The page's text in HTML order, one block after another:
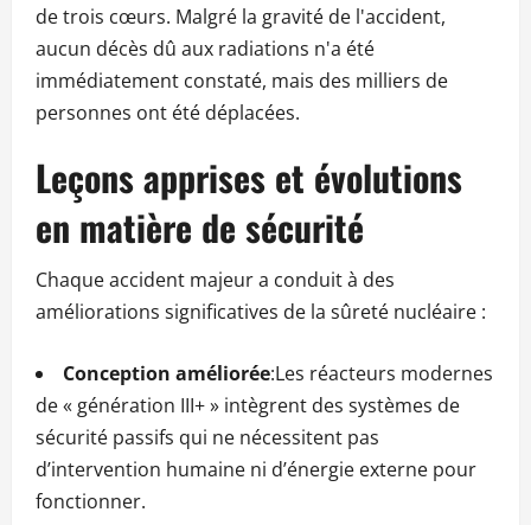
de trois cœurs. Malgré la gravité de l'accident,
aucun décès dû aux radiations n'a été
immédiatement constaté, mais des milliers de
personnes ont été déplacées.
Leçons apprises et évolutions
en matière de sécurité
Chaque accident majeur a conduit à des
améliorations significatives de la sûreté nucléaire :
Conception améliorée:Les réacteurs modernes
de « génération III+ » intègrent des systèmes de
sécurité passifs qui ne nécessitent pas
d’intervention humaine ni d’énergie externe pour
fonctionner.